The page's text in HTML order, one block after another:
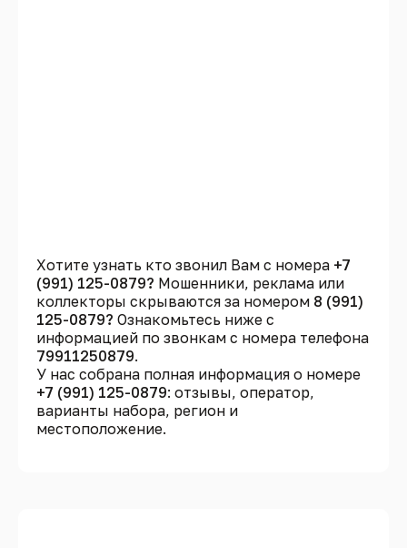
Хотите узнать кто звонил Вам с номера +7
(991) 125-0879? Мошенники, реклама или
коллекторы скрываются за номером 8 (991)
125-0879? Ознакомьтесь ниже с
информацией по звонкам с номера телефона
79911250879.
У нас собрана полная информация о номере
+7 (991) 125-0879: отзывы, оператор,
варианты набора, регион и
местоположение.